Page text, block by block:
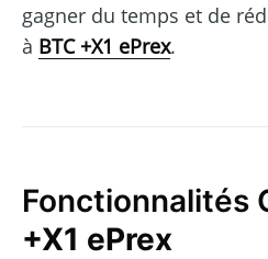
gagner du temps et de
à BTC +X1 ePrex.
Fonctionnalités
+X1 ePrex